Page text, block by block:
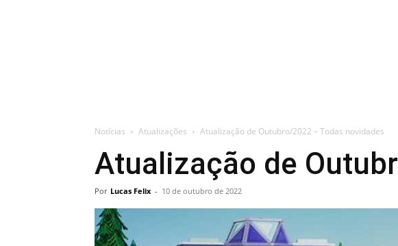
Notícias Atualizações Atualização de Outubro/2022 – Todas novidades
Atualização de
Por Lucas Felix - 10 de outubro de 2022